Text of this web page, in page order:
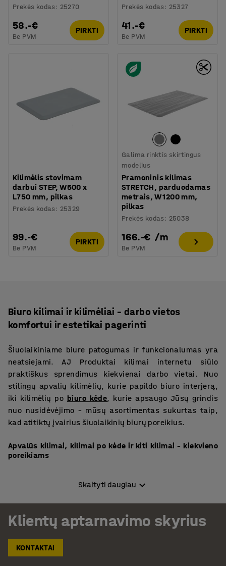
Prekės kodas : 25270
58.-€
Be PVM
PIRKTI
Prekės kodas : 25327
41.-€
Be PVM
PIRKTI
Kilimėlis stovimam
darbui STEP, W500 x
L750 mm, pilkas
Prekės kodas : 25329
99.-€
Be PVM
PIRKTI
Galima rinktis skirtingus
modelius
Pramoninis kilimas
STRETCH, parduodamas
metrais, W 1200 mm,
pilkas
Prekės kodas : 25038
166.-€ /m
Be PVM
Biuro kilimai ir kilimėliai – darbo vietos
komfortui ir estetikai pagerinti
Šiuolaikiniame biure patogumas ir funkcionalumas yra
neatsiejami. AJ Produktai kilimai internetu siūlo
praktiškus sprendimus kiekvienai darbo vietai. Nuo
stilingų apvalių kilimėlių, kurie papildo biuro interjerą,
iki kilimėlių po biuro kėde, kurie apsaugo Jūsų grindis
nuo nusidėvėjimo – mūsų asortimentas sukurtas taip,
kad atitiktų įvairius šiuolaikinių biurų poreikius.
Apvalūs kilimai, kilimai po kėde ir kiti kilimai – kiekvieno
poreikiams
įvairioms biuro patalpoms ir suteikia ergonomišką
komfortą.
Kilimai po kėde. Mūsų patvarūs kilimėliai po kėdėmis
padeda apsaugoti biuro grindis ar minkštą dangą nuo
nusidėvėjimo.
Skaityti daugiau
Klientų aptarnavimo skyrius
KONTAKTAI